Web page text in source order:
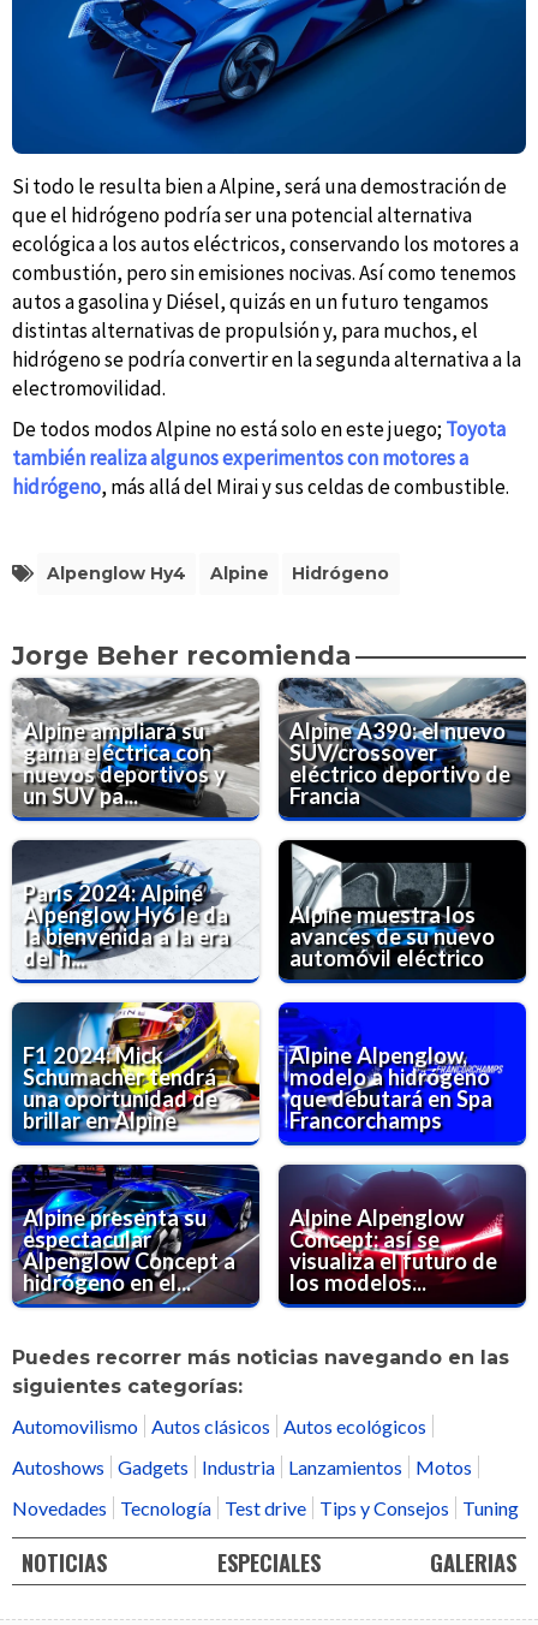
Si todo le resulta bien a Alpine, será una demostración de
que el hidrógeno podría ser una potencial alternativa
ecológica a los autos eléctricos, conservando los motores a
combustión, pero sin emisiones nocivas. Así como tenemos
autos a gasolina y Diésel, quizás en un futuro tengamos
distintas alternativas de propulsión y, para muchos, el
hidrógeno se podría convertir en la segunda alternativa a la
electromovilidad.
De todos modos Alpine no está solo en este juego; Toyota
también realiza algunos experimentos con motores a
hidrógeno, más allá del Mirai y sus celdas de combustible.
Alpenglow Hy4 Alpine Hidrógeno
Jorge Beher recomienda
Alpine ampliará su
gama eléctrica con
nuevos deportivos y
un SUV pa...
Alpine A390: el nuevo
SUV/crossover
eléctrico deportivo de
Francia
París 2024: Alpine
Alpenglow Hy6 le da
la bienvenida a la era
del h...
Alpine muestra los
avances de su nuevo
automóvil eléctrico
F1 2024: Mick
Schumacher tendrá
una oportunidad de
brillar en Alpine
Alpine Alpenglow,
modelo a hidrógeno
que debutará en Spa
Francorchamps
Alpine presenta su
espectacular
Alpenglow Concept a
hidrógeno en el...
Alpine Alpenglow
Concept: así se
visualiza el futuro de
los modelos...
Puedes recorrer más noticias navegando en las
siguientes categorías:
Automovilismo Autos clásicos
Autos ecológicos
Autoshows
Gadgets Industria Lanzamientos
Motos
Novedades
Tecnología Test drive Tips y Consejos Tuning
NOTICIAS ESPECIALES GALERIAS